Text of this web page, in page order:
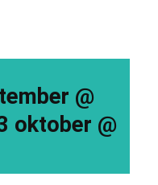
@
oktober @